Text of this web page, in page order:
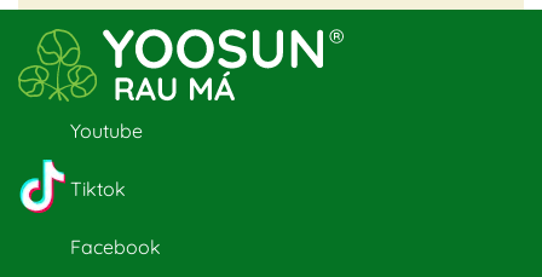
Youtube
Tiktok
Facebook